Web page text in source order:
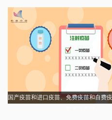
国产疫苗和进口疫苗、免费疫苗和自费